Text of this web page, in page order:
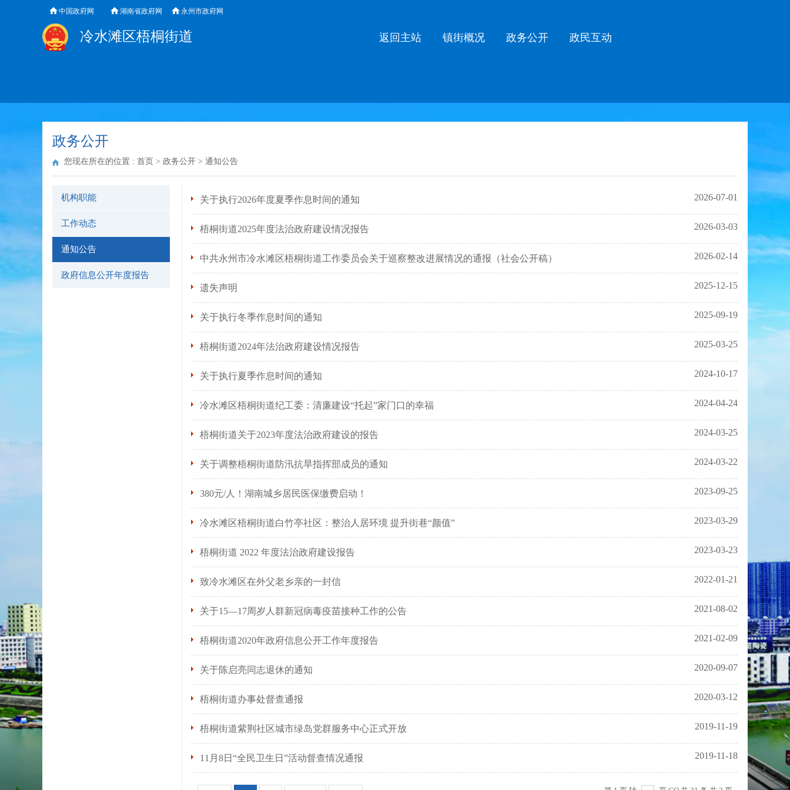
中国政府网 湖南省政府网 永州市政府网
冷水滩区梧桐街道 返回主站 镇街概况 政务公开 政民互动
政务公开
您现在所在的位置 : 首页 > 政务公开 > 通知公告
机构职能
工作动态
通知公告
政府信息公开年度报告
关于执行2026年度夏季作息时间的通知 2026-07-01
梧桐街道2025年度法治政府建设情况报告 2026-03-03
中共永州市冷水滩区梧桐街道工作委员会关于巡察整改进展情况的通报（社会公开稿） 2026-02-14
遗失声明 2025-12-15
关于执行冬季作息时间的通知 2025-09-19
梧桐街道2024年法治政府建设情况报告 2025-03-25
关于执行夏季作息时间的通知 2024-10-17
冷水滩区梧桐街道纪工委：清廉建设“托起”家门口的幸福 2024-04-24
梧桐街道关于2023年度法治政府建设的报告 2024-03-25
关于调整梧桐街道防汛抗旱指挥部成员的通知 2024-03-22
380元/人！湖南城乡居民医保缴费启动！ 2023-09-25
冷水滩区梧桐街道白竹亭社区：整治人居环境 提升街巷“颜值” 2023-03-29
梧桐街道 2022 年度法治政府建设报告 2023-03-23
致冷水滩区在外父老乡亲的一封信 2022-01-21
关于15—17周岁人群新冠病毒疫苗接种工作的公告 2021-08-02
梧桐街道2020年政府信息公开工作年度报告 2021-02-09
关于陈启亮同志退休的通知 2020-09-07
梧桐街道办事处督查通报 2020-03-12
梧桐街道紫荆社区城市绿岛党群服务中心正式开放 2019-11-19
11月8日“全民卫生日”活动督查情况通报 2019-11-18